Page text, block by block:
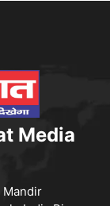
Media
Mandir